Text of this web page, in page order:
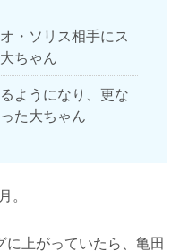
・ソリス相手にス
ちゃん
ようになり、更な
た大ちゃん
。
に上がっていたら、亀田